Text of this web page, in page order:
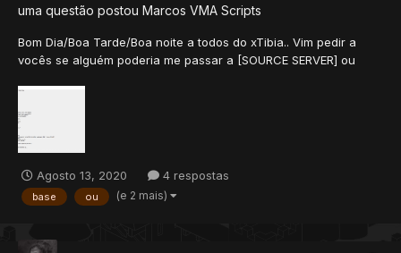
uma questão postou Marcos VMA Scripts
Bom Dia/Boa Tarde/Boa noite a todos do xTibia.. Vim pedir a
vocês se alguém poderia me passar a [SOURCE SERVER] ou
foi divulgada por GOD Vitor [Link de um Fórum com link
quebrado -> https://pokeking7.forumeiros.com/t223-exclusi...
Agosto 13, 2020 4 respostas
base ou (e 2 mais)